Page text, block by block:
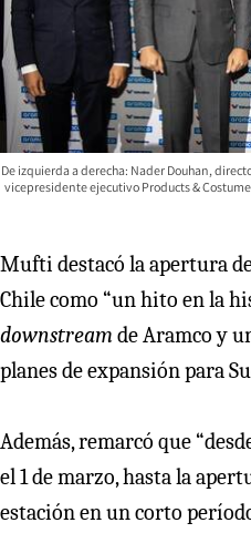
De izquierda a derecha: Nader Douhan,
vicepresidente ejecutivo Products &
Mufti destacó la apertura
Chile como “un hito en la
downstreamde Aramco y
planes de expansión para
Además, remarcó que
el 1 de marzo, hasta la
estación en un corto